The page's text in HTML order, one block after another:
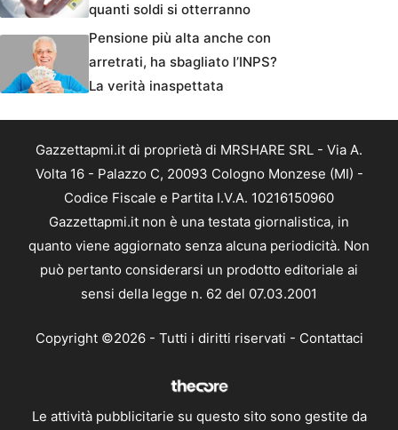
quanti soldi si otterranno
Pensione più alta anche con
arretrati, ha sbagliato l’INPS?
La verità inaspettata
Gazzettapmi.it di proprietà di MRSHARE SRL - Via A.
Volta 16 - Palazzo C, 20093 Cologno Monzese (MI) -
Codice Fiscale e Partita I.V.A. 10216150960
Gazzettapmi.it non è una testata giornalistica, in
quanto viene aggiornato senza alcuna periodicità. Non
può pertanto considerarsi un prodotto editoriale ai
sensi della legge n. 62 del 07.03.2001
Copyright ©2026 - Tutti i diritti riservati - Contattaci
Le attività pubblicitarie su questo sito sono gestite da